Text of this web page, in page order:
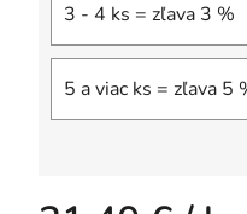
3 - 4 ks = zľava 3 %
5 a viac ks = zľava 5